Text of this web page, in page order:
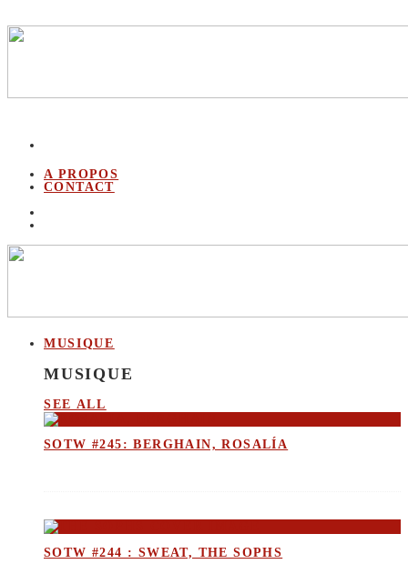
A PROPOS
CONTACT
MUSIQUE
MUSIQUE
SEE ALL
SOTW #245: BERGHAIN, ROSALÍA
SOTW #244 : SWEAT, THE SOPHS